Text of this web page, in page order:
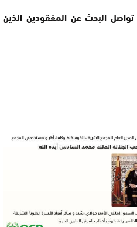
تواصل البحث عن المفقودين الذين